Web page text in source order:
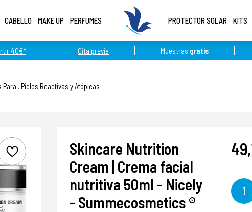
40€* Cita previa Muestras gratis
CABELLO MAKE UP PERFUMES PROTECTOR SOLAR KITS
Para Pieles Reactivas y Atópicas
Skincare Nutrition
Cream | Crema facial
nutritiva 50ml - Nicely
- Summecosmetics ®
1